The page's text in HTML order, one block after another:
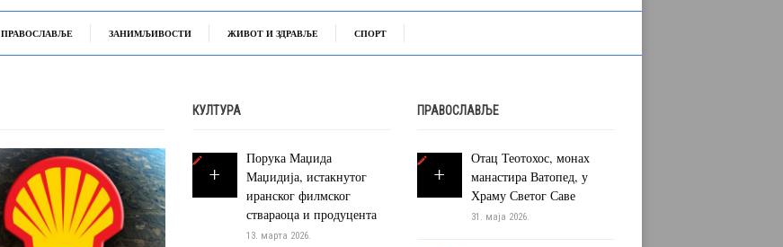
ПРАВОСЛАВЉЕ ЗАНИМЉИВОСТИ ЖИВОТ И ЗДРАВЉЕ СПОРТ
КУЛТУРА
Порука Маџида
Маџидија, истакнутог
иранског филмског
ствараоца и продуцента
13. марта 2026.
ПРАВОСЛАВЉЕ
Отац Теотохос, монах
манастира Ватопед, у
Храму Светог Саве
31. маја 2026.